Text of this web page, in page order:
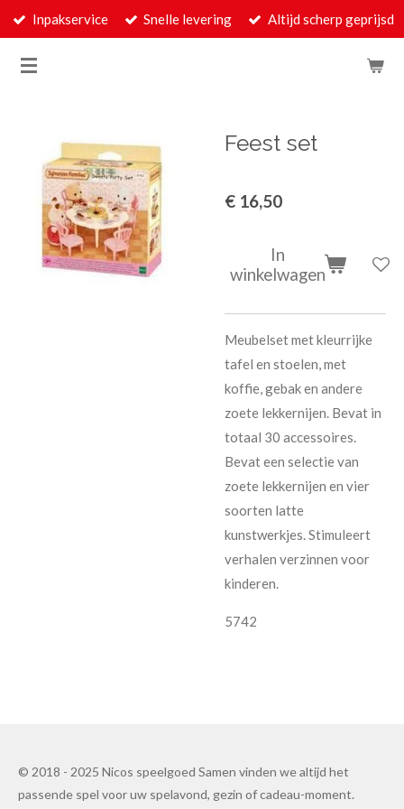
Ga
naar
Inpakservice Snelle levering Altijd scherp geprijsd
Feest set
€ 16,50
In
winkelwagen
Meubelset met kleurrijke
tafel en stoelen, met
koffie, gebak en andere
zoete lekkernijen. Bevat in
totaal 30 accessoires.
Bevat een selectie van
zoete lekkernijen en vier
soorten latte
kunstwerkjes. Stimuleert
verhalen verzinnen voor
kinderen.
5742
© 2018 - 2025 Nicos speelgoed Samen vinden we altijd het
passende spel voor uw spelavond, gezin of cadeau-moment.